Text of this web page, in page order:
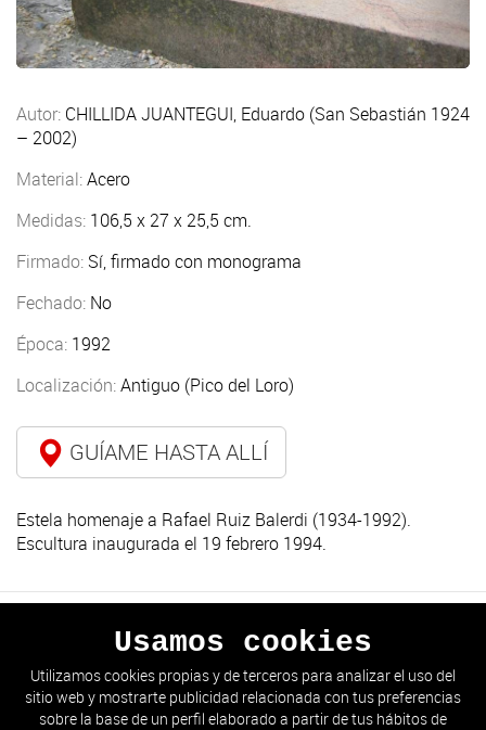
Autor: CHILLIDA JUANTEGUI, Eduardo (San Sebastián 1924
– 2002)
Material:Acero
Medidas: 106,5 x 27 x 25,5 cm.
Firmado: Sí, firmado con monograma
Fechado: No
Época: 1992
Localización:Antiguo (Pico del Loro)
GUÍAME HASTA ALLÍ
Estela homenaje a Rafael Ruiz Balerdi (1934-1992).
Escultura inaugurada el 19 febrero 1994.
ANTERIOR SIGUIENTE
IR AL LISTADO
Usamos cookies
Utilizamos cookies propias y de terceros para analizar el uso del
sitio web y mostrarte publicidad relacionada con tus preferencias
sobre la base de un perfil elaborado a partir de tus hábitos de